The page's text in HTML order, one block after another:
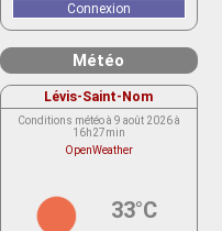
Connexion
Météo
Lévis-Saint-Nom
Conditions météo à 9 août 2026 à
16h27min
OpenWeather
33°C